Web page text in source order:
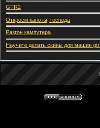
GTR2
Откроем капоты, господа
Разгон кампутера
Научите делать скины для машин